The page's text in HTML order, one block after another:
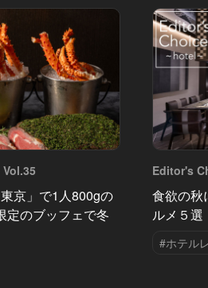
京」で1人800gの
定のブッフェで冬
Editor's
食欲の秋
ルメ５
#ホテル